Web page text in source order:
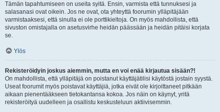
Tämän tapahtumiseen on useita syitä. Ensin, varmista että tunnuksesi ja
salasanasi ovat oikein. Jos ne ovat, ota yhteyttä foorumin ylläpitäjään
varmistaaksesi, että sinulla ei ole porttikieltoja. On myös mahdollista, että
sivuston omistajalla on asetusvirhe heidän päässään ja heidän pitäisi korjata
se.
Ylös
Rekisteröidyin joskus aiemmin, mutta en voi enää kirjautua sisään?!
On mahdollista, että ylläpitäjä on poistanut käyttäjätilisi käytöstä jostain syystä.
Useat foorumit myös poistavat käyttäjiä, jotka eivät ole kirjoittaneet pitkään
aikaan pienentääkseen tietokantansa kokoa. Jos näin on käynyt, yritä
rekisteröityä uudelleen ja osallistu keskusteluun aktiivisemmin.